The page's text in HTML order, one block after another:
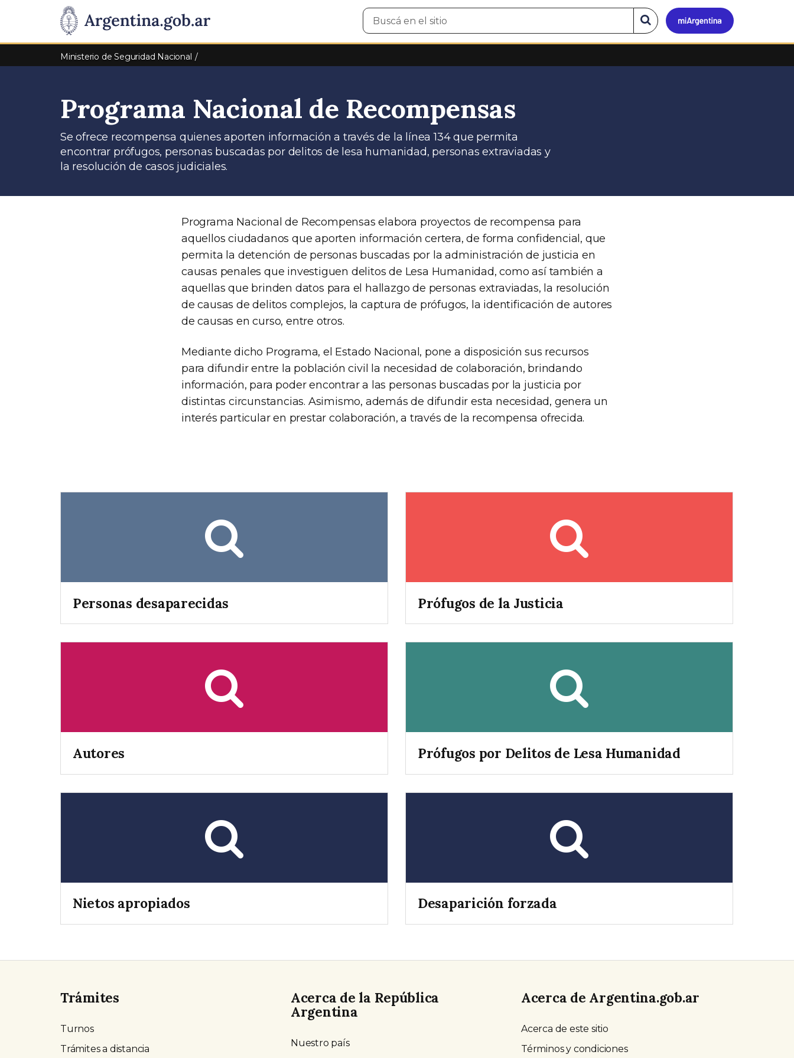
Presidencia
de
Pasar al contenido principal
Mi
Buscar
en
Buscar
en
el
Ministerio de Seguridad Nacional
Programa Nacional de Recompensas
Se ofrece recompensa quienes aporten información a través de la línea 134 que permita
encontrar prófugos, personas buscadas por delitos de lesa humanidad, personas extraviadas y
la resolución de casos judiciales.
Programa Nacional de Recompensas elabora proyectos de recompensa para
aquellos ciudadanos que aporten información certera, de forma confidencial, que
permita la detención de personas buscadas por la administración de justicia en
causas penales que investiguen delitos de Lesa Humanidad, como así también a
aquellas que brinden datos para el hallazgo de personas extraviadas, la resolución
de causas de delitos complejos, la captura de prófugos, la identificación de autores
de causas en curso, entre otros.
Mediante dicho Programa, el Estado Nacional, pone a disposición sus recursos
para difundir entre la población civil la necesidad de colaboración, brindando
información, para poder encontrar a las personas buscadas por la justicia por
distintas circunstancias. Asimismo, además de difundir esta necesidad, genera un
interés particular en prestar colaboración, a través de la recompensa ofrecida.
Personas desaparecidas Prófugos de la Justicia
Autores Prófugos por Delitos de Lesa Humanidad
Nietos apropiados Desaparición forzada
Trámites
Turnos
Trámites a distancia
Acerca de la República
Argentina
Nuestro país
Acerca de Argentina.gob.ar
Acerca de este sitio
Términos y condiciones